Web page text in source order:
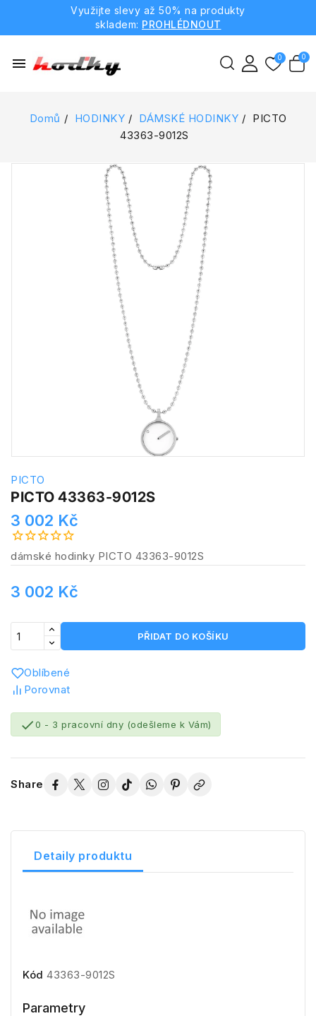
Využijte slevy až 50% na produkty
skladem: PROHLÉDNOUT
menu
Domů HODINKY DÁMSKÉ HODINKY
PICTO
43363-9012S
PICTO
PICTO 43363-9012S
3 002 Kč
dámské hodinky PICTO 43363-9012S
3 002 Kč
PŘIDAT DO KOŠÍKU
Oblíbené
Porovnat
0 - 3 pracovní dny (odešleme k Vám)
Share
Detaily produktu
Kód 43363-9012S
Parametry